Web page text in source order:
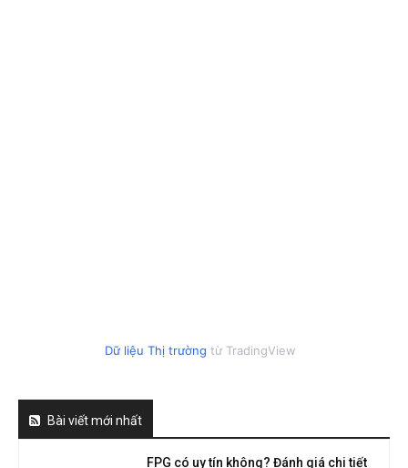
Dữ liệu Thị trường từ TradingView
Bài viết mới nhất
FPG có uy tín không? Đánh giá chi tiết